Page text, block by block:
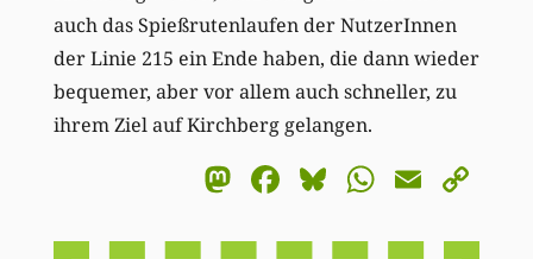
auch das Spießrutenlaufen der NutzerInnen
der Linie 215 ein Ende haben, die dann wieder
bequemer, aber vor allem auch schneller, zu
ihrem Ziel auf Kirchberg gelangen.
Mastodon
Facebook
BlueskyEmail